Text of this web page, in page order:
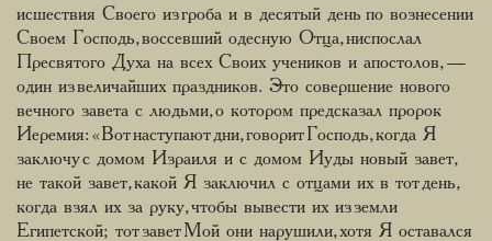
исшествия Своего из гроба и в десятый день по вознесении
Своем Господь, воссевший одесную Отца, ниспослал
Пресвятого Духа на всех Своих учеников и апостолов, —
один из величайших праздников. Это совершение нового
вечного завета с людьми, о котором предсказал пророк
Иеремия: «Вот наступают дни, говорит Господь, когда Я
заключу с домом Израиля и с домом Иуды новый завет,
не такой завет, какой Я заключил с отцами их в тот день,
когда взял их за руку, чтобы вывести их из земли
Египетской; тот завет Мой они нарушили, хотя Я оставался